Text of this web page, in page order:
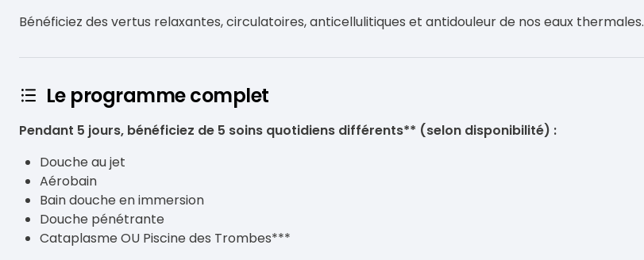
Bénéficiez des vertus relaxantes, circulatoires, anticellulitiques et antidouleur de nos eaux thermales.
Le programme complet
Pendant 5 jours, bénéficiez de 5 soins quotidiens différents** (selon disponibilité) :
Douche au jet
Aérobain
Bain douche en immersion
Douche pénétrante
Cataplasme OU Piscine des Trombes***